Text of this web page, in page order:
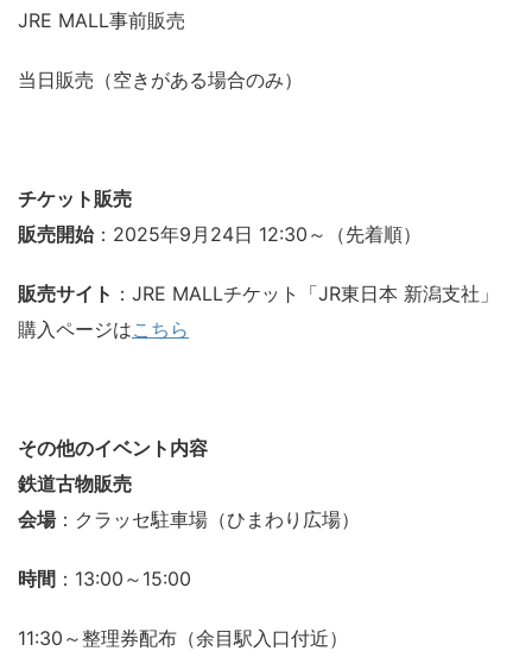
JRE MALL事前販売
当日販売（空きがある場合のみ）
チケット販売
販売開始：2025年9月24日 12:30～（先着順）
販売サイト ：JRE MALLチケット「JR東日本 新潟支社」
購入ページはこちら
その他のイベント内容
鉄道古物販売
会場：クラッセ駐車場（ひまわり広場）
時間 ：13:00～15:00
11:30～整理券配布（余目駅入口付近）